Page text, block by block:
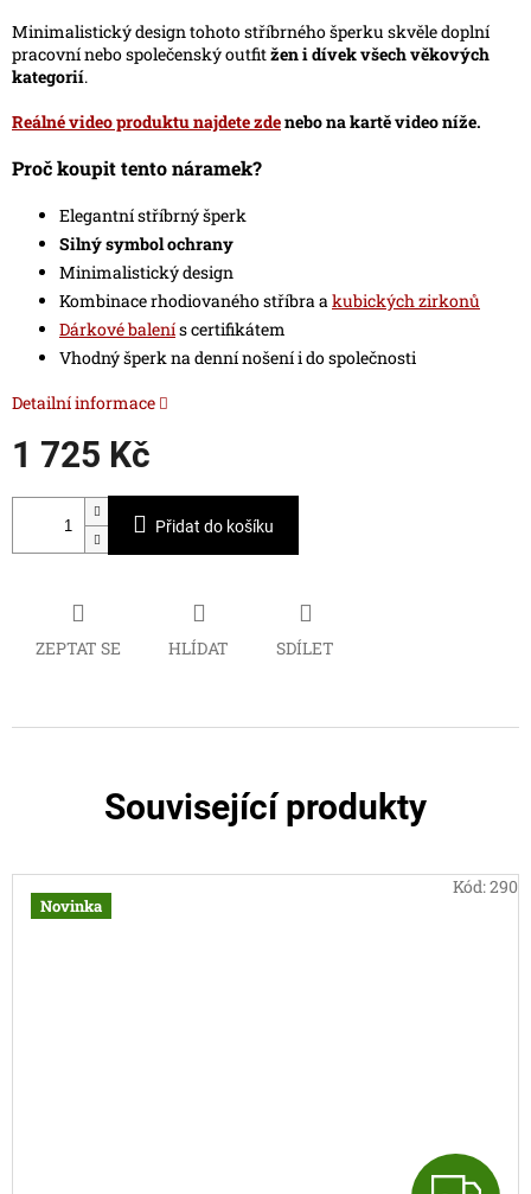
Minimalistický design tohoto stříbrného šperku skvěle doplní
pracovní nebo společenský outfitžen i dívek všech věkových
kategorií.
Reálné video produktu najdete zdenebo na kartě video níže.
Proč koupit tento náramek?
Elegantní stříbrný šperk
Silný symbol ochrany
Minimalistický design
Kombinace rhodiovaného stříbra akubických zirkonů
Dárkové balenís certifikátem
Vhodný šperk na denní nošení i do společnosti
Detailní informace
1 725 Kč
Měrná
Přidat do košíku
ZEPTAT SE HLÍDAT SDÍLET
Související produkty
Novinka
Kód:290